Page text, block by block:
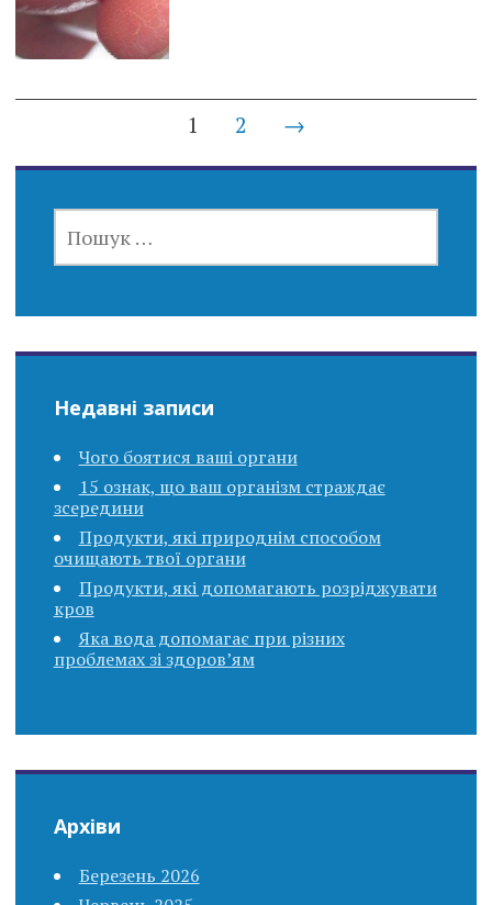
navigation
1 2 →
Недавні записи
Чого боятися ваші органи
15 ознак, що ваш організм страждає
зсередини
Продукти, які природнім способом
очищають твої органи
Продукти, які допомагають розріджувати
кров
Яка вода допомагає при різних
проблемах зі здоров’ям
Архіви
Березень 2026